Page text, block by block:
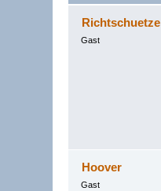
Richtschuetze
Gast
Hoover
Gast